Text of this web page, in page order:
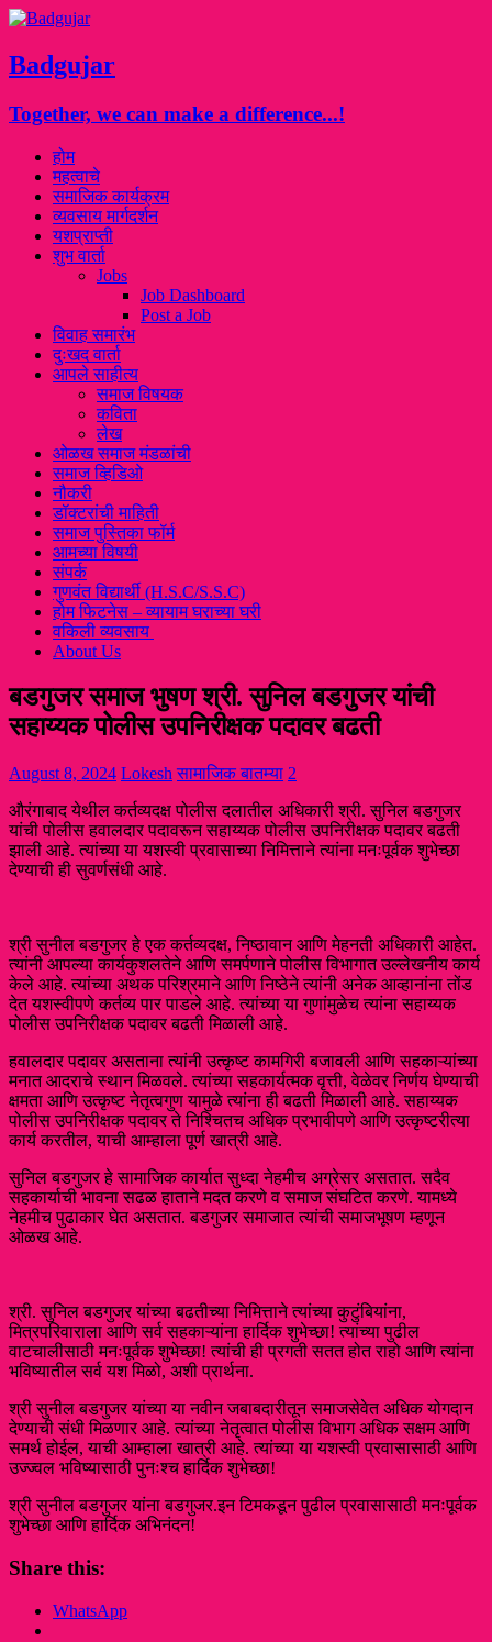
Badgujar
Together, we can make a difference...!
होम
महत्वाचे
समाजिक कार्यक्रम
व्यवसाय मार्गदर्शन
यशप्राप्ती
शुभ वार्ता
Jobs
Job Dashboard
Post a Job
विवाह समारंभ
दुःखद वार्ता
आपले साहीत्य
समाज विषयक
कविता
लेख
ओळख समाज मंडळांची
समाज व्हिडिओ
नौकरी
डॉक्टरांची माहिती
समाज पुस्तिका फॉर्म
आमच्या विषयी
संपर्क
गुणवंत विद्यार्थी (H.S.C/S.S.C)
होम फिटनेस – व्यायाम घराच्या घरी
वकिली व्यवसाय
About Us
बडगुजर समाज भुषण श्री. सुनिल बडगुजर यांची
सहाय्यक पोलीस उपनिरीक्षक पदावर बढती
August 8, 2024 Lokesh सामाजिक बातम्या 2
औरंगाबाद येथील कर्तव्यदक्ष पोलीस दलातील अधिकारी श्री. सुनिल बडगुजर
यांची पोलीस हवालदार पदावरून सहाय्यक पोलीस उपनिरीक्षक पदावर बढती
झाली आहे. त्यांच्या या यशस्वी प्रवासाच्या निमित्ताने त्यांना मनःपूर्वक शुभेच्छा
देण्याची ही सुवर्णसंधी आहे.
श्री सुनील बडगुजर हे एक कर्तव्यदक्ष, निष्ठावान आणि मेहनती अधिकारी आहेत.
त्यांनी आपल्या कार्यकुशलतेने आणि समर्पणाने पोलीस विभागात उल्लेखनीय कार्य
केले आहे. त्यांच्या अथक परिश्रमाने आणि निष्ठेने त्यांनी अनेक आव्हानांना तोंड
देत यशस्वीपणे कर्तव्य पार पाडले आहे. त्यांच्या या गुणांमुळेच त्यांना सहाय्यक
पोलीस उपनिरीक्षक पदावर बढती मिळाली आहे.
हवालदार पदावर असताना त्यांनी उत्कृष्ट कामगिरी बजावली आणि सहकाऱ्यांच्या
मनात आदराचे स्थान मिळवले. त्यांच्या सहकार्यत्मक वृत्ती, वेळेवर निर्णय घेण्याची
क्षमता आणि उत्कृष्ट नेतृत्वगुण यामुळे त्यांना ही बढती मिळाली आहे. सहाय्यक
पोलीस उपनिरीक्षक पदावर ते निश्चितच अधिक प्रभावीपणे आणि उत्कृष्टरीत्या
कार्य करतील, याची आम्हाला पूर्ण खात्री आहे.
सुनिल बडगुजर हे सामाजिक कार्यात सुध्दा नेहमीच अग्रेसर असतात. सदैव
सहकार्याची भावना सढळ हाताने मदत करणे व समाज संघटित करणे. यामध्ये
नेहमीच पुढाकार घेत असतात. बडगुजर समाजात त्यांची समाजभूषण म्हणून
ओळख आहे.
श्री. सुनिल बडगुजर यांच्या बढतीच्या निमित्ताने त्यांच्या कुटुंबियांना,
मित्रपरिवाराला आणि सर्व सहकाऱ्यांना हार्दिक शुभेच्छा! त्यांच्या पुढील
वाटचालीसाठी मनःपूर्वक शुभेच्छा! त्यांची ही प्रगती सतत होत राहो आणि त्यांना
भविष्यातील सर्व यश मिळो, अशी प्रार्थना.
श्री सुनील बडगुजर यांच्या या नवीन जबाबदारीतून समाजसेवेत अधिक योगदान
देण्याची संधी मिळणार आहे. त्यांच्या नेतृत्वात पोलीस विभाग अधिक सक्षम आणि
समर्थ होईल, याची आम्हाला खात्री आहे. त्यांच्या या यशस्वी प्रवासासाठी आणि
उज्ज्वल भविष्यासाठी पुनःश्च हार्दिक शुभेच्छा!
श्री सुनील बडगुजर यांना बडगुजर.इन टिमकडून पुढील प्रवासासाठी मनःपूर्वक
शुभेच्छा आणि हार्दिक अभिनंदन!
Share this:
WhatsApp